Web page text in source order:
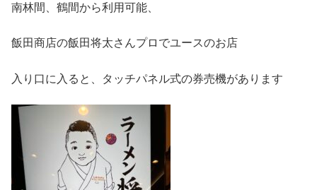
南林間、鶴間から利用可能、
飯田商店の飯田将太さんプロでユースのお店
入り口に入ると、タッチパネル式の券売機があります